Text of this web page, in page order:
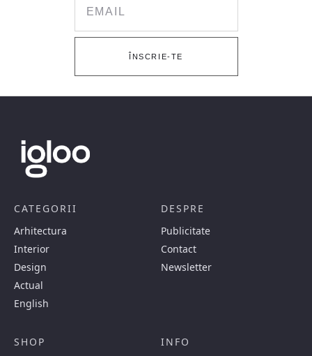
ÎNSCRIE-TE
CATEGORII
Arhitectura
Interior
Design
Actual
English
DESPRE
Publicitate
Contact
Newsletter
SHOP
INFO